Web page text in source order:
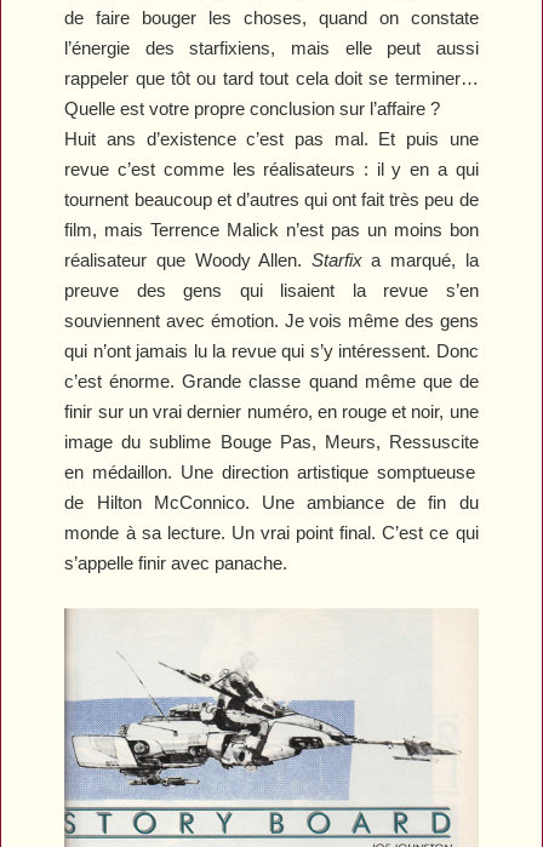
de faire bouger les choses, quand on constate
l’énergie des starfixiens, mais elle peut aussi
rappeler que tôt ou tard tout cela doit se terminer…
Quelle est votre propre conclusion sur l’affaire ?
Huit ans d’existence c’est pas mal. Et puis une
revue c’est comme les réalisateurs : il y en a qui
tournent beaucoup et d’autres qui ont fait très peu de
film, mais Terrence Malick n’est pas un moins bon
réalisateur que Woody Allen. Starfixa marqué, la
preuve des gens qui lisaient la revue s’en
souviennent avec émotion. Je vois même des gens
qui n’ont jamais lu la revue qui s’y intéressent. Donc
c’est énorme. Grande classe quand même que de
finir sur un vrai dernier numéro, en rouge et noir, une
image du sublime Bouge Pas, Meurs, Ressuscite
en médaillon. Une direction artistique somptueuse
de Hilton McConnico. Une ambiance de fin du
monde à sa lecture. Un vrai point final. C’est ce qui
s’appelle finir avec panache.